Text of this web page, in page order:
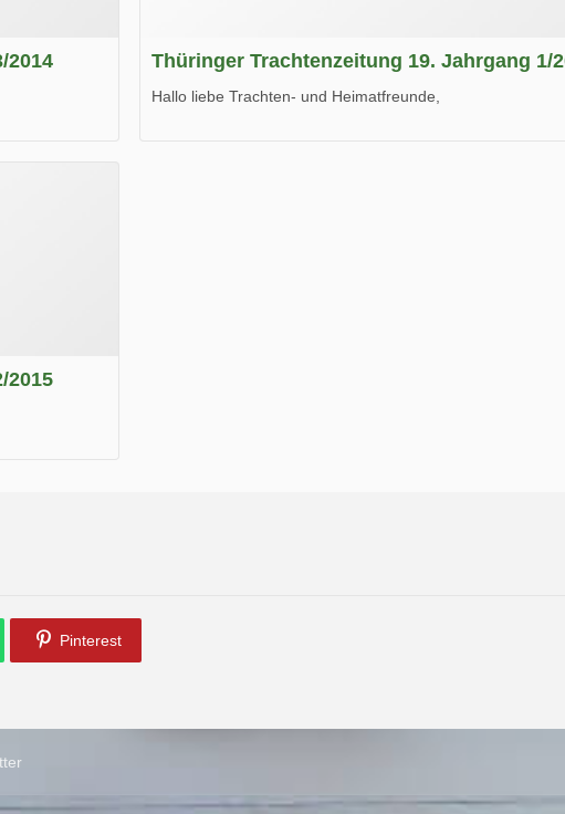
2014 Thüringer Trachtenzeitung 19. Jahrgang 1/
Hallo liebe Trachten- und Heimatfreunde,
2015
Pinterest